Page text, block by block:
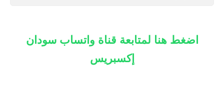
اضغط هنا لمتابعة قناة واتساب سودان
إكسبريس